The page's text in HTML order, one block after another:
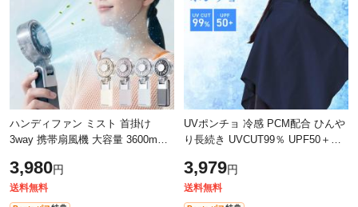
ハンディファン ミスト 首掛け
3way 携帯扇風機 大容量 3600mAh
トファン ナノミスト 卓上扇風機
小型 涼
3,980円
送料無料
UVポンチョ 冷感 PCM配合 ひんや
り長続き UVCUT99％ UPF50＋
せる 羽織るだけ 接触冷感 野外フ
ェス 屋外
3,979円
送料無料